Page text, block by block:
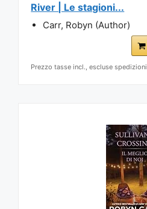
River | Le stagioni...
Carr, Robyn (Author)
Prezzo tasse incl., escluse spedizioni